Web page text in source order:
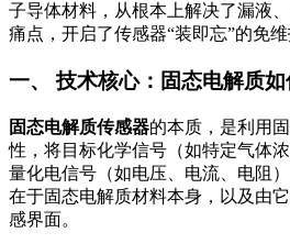
子导体材料，从根本上解决了漏液
痛点，开启了传感器“装即忘”的免维
一、 技术核心：固态电解质
固态电解质传感器的本质，是利用
性，将目标化学信号（如特定气体
量化电信号（如电压、电流、电阻
在于固态电解质材料本身，以及由
感界面。